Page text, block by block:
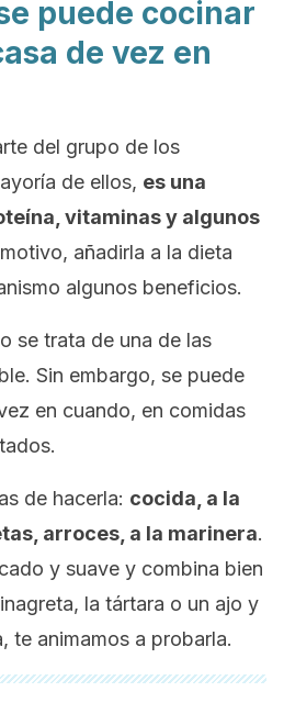
puede cocinar
de vez en
del grupo de los
de ellos, es una
vitaminas y algunos
añadirla a la dieta
algunos beneficios.
se trata de una de las
Sin embargo, se puede
en cuando, en comidas
de hacerla: cocida, a la
arroces, a la marinera.
y suave y combina bien
la tártara o un ajo y
te animamos a probarla.